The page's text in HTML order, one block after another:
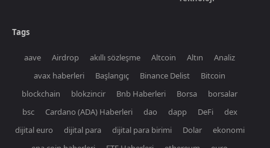
Tags
aave Airdrop akıllı sözleşme Altcoin Altın
Analiz
avax haberleri
Başlangıç Binance Delist
Bitcoin
blockchain
blokzincir Bnb Haberleri Borsa
borsalar
bsc
Cardano (ADA) Haberleri dao dapp DeFi
dex
dijital euro
dijital para dijital para birimi Dolar
ekonomi